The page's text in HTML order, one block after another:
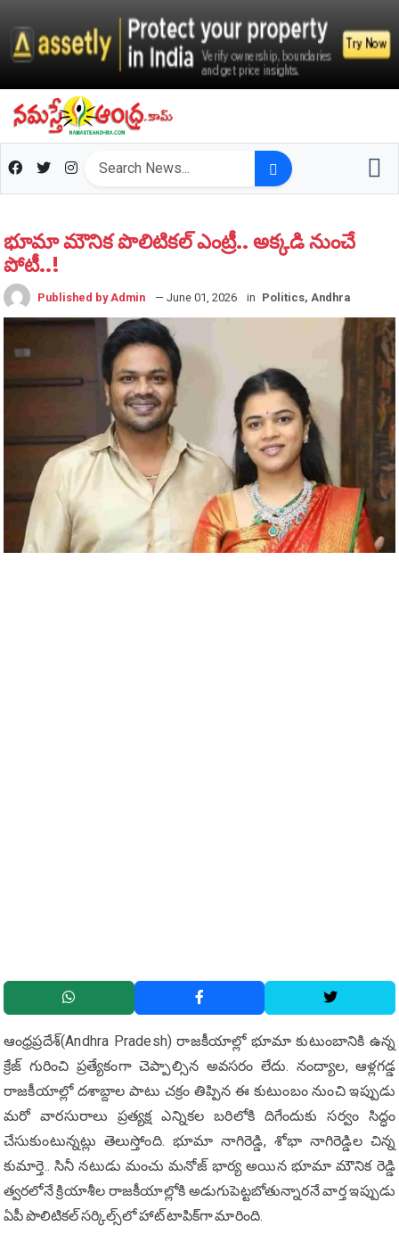
భూమా మౌనిక పొలిటిక‌ల్ ఎంట్రీ.. అక్క‌డి నుంచే
పోటీ..!
Published by Admin — June 01, 2026 in Politics, Andhra
ఆంధ్రప్రదేశ్(Andhra Pradesh) రాజకీయాల్లో భూమా కుటుంబానికి ఉన్న
క్రేజ్ గురించి ప్రత్యేకంగా చెప్పాల్సిన అవసరం లేదు. నంద్యాల, ఆళ్లగడ్డ
రాజకీయాల్లో దశాబ్దాల పాటు చక్రం తిప్పిన ఈ కుటుంబం నుంచి ఇప్పుడు
మరో వారసురాలు ప్రత్యక్ష ఎన్నికల బరిలోకి దిగేందుకు సర్వం సిద్ధం
చేసుకుంటున్నట్లు తెలుస్తోంది. భూమా నాగిరెడ్డి, శోభా నాగిరెడ్డిల చిన్న
కుమార్తె.. సినీ నటుడు మంచు మనోజ్ భార్య అయిన భూమా మౌనిక రెడ్డి
త్వరలోనే క్రియాశీల రాజకీయాల్లోకి అడుగుపెట్టబోతున్నారనే వార్త ఇప్పుడు
ఏపీ పొలిటికల్ సర్కిల్స్‌లో హాట్ టాపిక్‌గా మారింది.